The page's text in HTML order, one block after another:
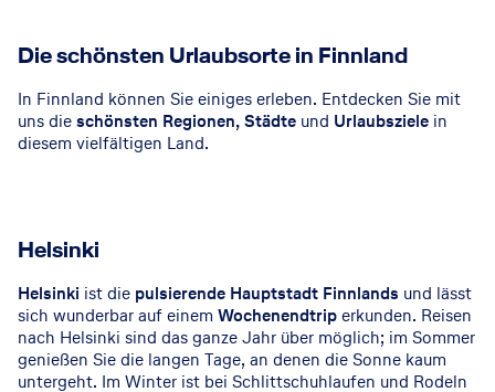
Die schönsten Urlaubsorte in Finnland
In Finnland können Sie einiges erleben. Entdecken Sie mit
uns dieschönsten Regionen, Städte und Urlaubsziele in
diesem vielfältigen Land.
Helsinki
Helsinki ist die pulsierende Hauptstadt Finnlands und lässt
sich wunderbar auf einem Wochenendtriperkunden. Reisen
nach Helsinki sind das ganze Jahr über möglich; im Sommer
genießen Sie die langen Tage, an denen die Sonne kaum
untergeht. Im Winter ist bei Schlittschuhlaufen und Rodeln